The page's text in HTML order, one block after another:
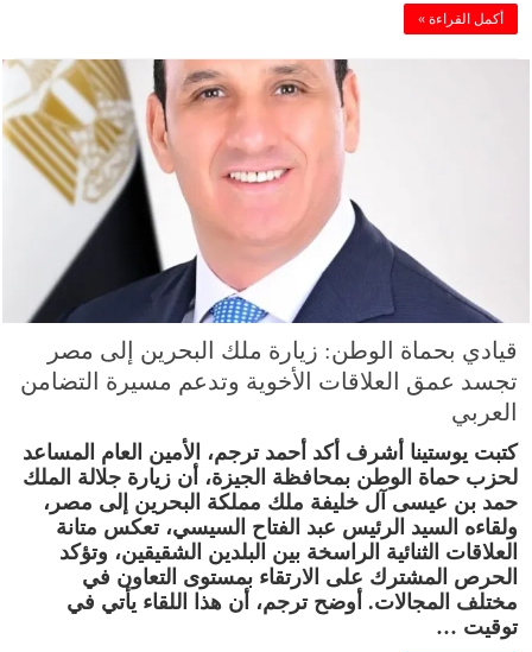
أكمل القراءة »
قيادي بحماة الوطن: زيارة ملك البحرين إلى مصر
تجسد عمق العلاقات الأخوية وتدعم مسيرة التضامن
العربي
كتبت يوستينا أشرف أكد أحمد ترجم، الأمين العام المساعد
لحزب حماة الوطن بمحافظة الجيزة، أن زيارة جلالة الملك
حمد بن عيسى آل خليفة ملك مملكة البحرين إلى مصر،
ولقاءه السيد الرئيس عبد الفتاح السيسي، تعكس متانة
العلاقات الثنائية الراسخة بين البلدين الشقيقين، وتؤكد
الحرص المشترك على الارتقاء بمستوى التعاون في
مختلف المجالات. أوضح ترجم، أن هذا اللقاء يأتي في
توقيت …